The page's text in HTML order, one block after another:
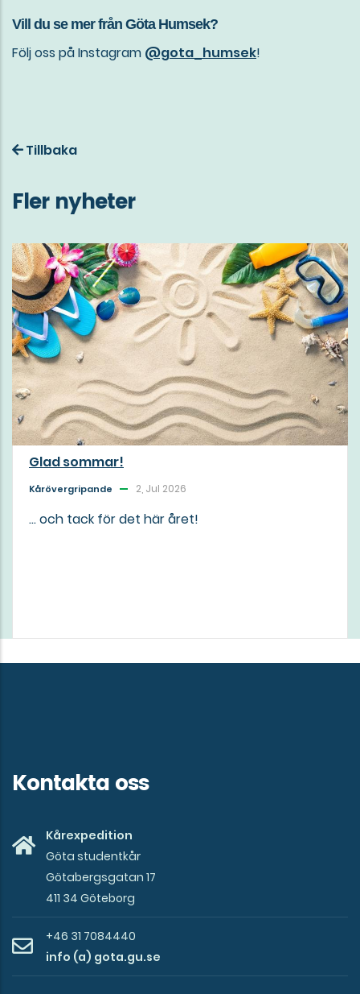
Vill du se mer från Göta Humsek?
Följ oss på Instagram @gota_humsek!
Tillbaka
Fler nyheter
Glad sommar!
Kårövergripande 2, Jul 2026
... och tack för det här året!
Kontakta oss
Kårexpedition
Göta studentkår
Götabergsgatan 17
411 34 Göteborg
+46 31 7084440
info (a) gota.gu.se